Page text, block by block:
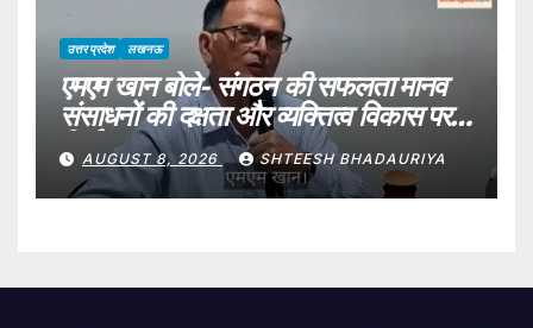
उत्तर प्रदेश लखनऊ
एमएम खान बोले- संगठन की सफलता मानव
संसाधनों की दक्षता और व्यक्तित्व विकास पर
निर्भरAUGUST 8, 2026 SHTEESH BHADAURIYA